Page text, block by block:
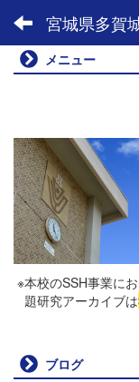
宮城県多賀
メニュー
※本校のSSH事業に
題研究アーカイブは
ブログ